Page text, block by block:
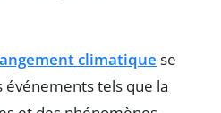
climatique se
tels que la